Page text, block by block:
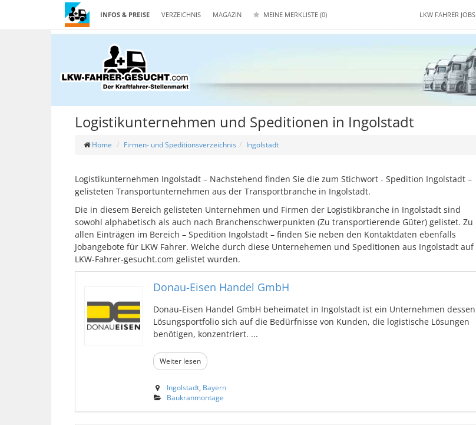
INFOS & PREISE VERZEICHNIS MAGAZIN MEINE MERKLISTE (0) LKW FAHRER JOBS
Logistikunternehmen und Speditionen in Ingolstadt
Home Firmen- und Speditionsverzeichnis Ingolstadt
Logistikunternehmen Ingolstadt – Nachstehend finden Sie die zum Stichwort - Spedition Ingolstadt –
gelisteten Transportunternehmen aus der Transportbranche in Ingolstadt.
Die in diesem Bereich gelisteten Unternehmen und Firmen der Logistikbranche in Ingolstadt sind
sowohl alphabetisch als auch nach Branchenschwerpunkten (Zu transportierende Güter) gelistet. Zu
allen Einträgen im Bereich – Spedition Ingolstadt – finden Sie neben den Kontaktdaten ebenfalls
Jobangebote für LKW Fahrer. Welche durch diese Unternehemen und Speditionen aus Ingolstadt auf
LKW-Fahrer-gesucht.com gelistet wurden.
Donau-Eisen Handel GmbH
Donau-Eisen Handel GmbH beheimatet in Ingolstadt ist ein Unternehmen dessen
Lösungsportfolio sich auf die Bedürfnisse von Kunden, die logistische Lösungen
benötigen, konzentriert. ...
Weiter lesen
Ingolstadt, Bayern
Baukranmontage